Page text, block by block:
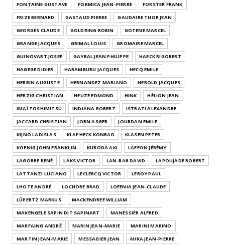
FONTAINE GUSTAVE
FORMICA JEAN-PIERRE
FORSTER FRANK
FRIZE BERNARD
GASTAUD PIERRE
GAUDAIRE THOR JEAN
GEORGES CLAUDE
GOLDRING ROBIN
GOTENE MARCEL
GRANGE JACQUES
GRIMAL LOUIS
GROMAIRE MARCEL
GUINOVART JOSEP
GAYRAL JEAN PHILIPPE
HAECK RIGOBERT
HAGEGE DIDIER
HARAMBURU JACQUES
HECQ EMILE
HERBIN AUGUSTE
HERNANDEZ MARIANO
HEROLD JACQUES
HERZIG CHRISTIAN
HEUZE EDMOND HINK
HÉLION JEAN
IMAÏ TOSHIMITSU
INDIANA ROBERT
ISTRATI ALEXANDRE
JACCARD CHRISTIAN
JORN ASGER
JOURDAN EMILE
KIJNO LADISLAS
KLAPHECK KONRAD
KLASEN PETER
KOENIG JOHN FRANKLIN
KURODA AKI
LAFFON JÉRÉMY
LAGORRE RENÉ
LAKS VICTOR LAN-BAR DAVID
LAPOUJADE ROBERT
LATTANZI LUCIANO
LECLERCQ VICTOR
LEROY PAUL
LHOTE ANDRÉ
LOCHORE BRAD
LOFENIA JEAN-CLAUDE
LÜPERTZ MARKUS
MACKENDREE WILLIAM
MAKENGELE SAPIN DIT SAPINART
MANESSIER ALFRED
MARFAING ANDRÉ
MARIN JEAN-MARIE
MARINI MARINO
MARTIN JEAN-MARIE
MESSAGIER JEAN MIKA JEAN-PIERRE